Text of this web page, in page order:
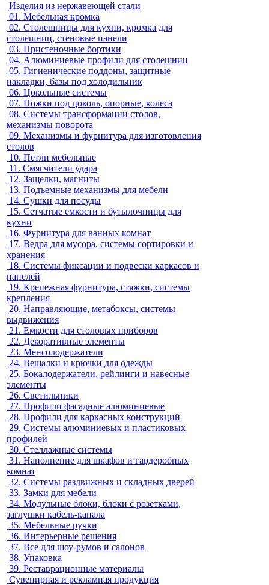
Изделия из нержавеющей стали
01. Мебельная кромка
02. Столешницы для кухни, кромка для
столешниц, стеновые панели
03. Пристеночные бортики
04. Алюминиевые профили для столешниц
05. Гигиенические поддоны, защитные
накладки, базы под холодильник
06. Цокольные системы
07. Ножки под цоколь, опорные, колеса
08. Системы трансформации столов,
механизмы поворота
09. Механизмы и фурнитура для изготовления
столов
10. Петли мебельные
11. Смягчители удара
12. Защелки, магниты
13. Подъемные механизмы для мебели
14. Сушки для посуды
15. Сетчатые емкости и бутылочницы для
кухни
16. Фурнитура для ванных комнат
17. Ведра для мусора, системы сортировки и
хранения
18. Системы фиксации и подвески каркасов и
панелей
19. Крепежная фурнитура, стяжки, системы
крепления
20. Направляющие, метабоксы, системы
выдвижения
21. Емкости для столовых приборов
22. Декоративные элементы
23. Менсолодержатели
24. Вешалки и крючки для одежды
25. Бокалодержатели, рейлинги и навесные
элементы
26. Светильники
27. Профили фасадные алюминиевые
28. Профили для каркасных конструкций
29. Системы алюминиевых и пластиковых
профилей
30. Стеллажные системы
31. Наполнение для шкафов и гардеробных
комнат
32. Системы раздвижных и складных дверей
33. Замки для мебели
34. Модульные блоки, блоки с розетками,
заглушки кабель-канала
35. Мебельные ручки
36. Интерьерные решения
37. Все для шоу-румов и салонов
38. Упаковка
39. Реставрационные материалы
Сувенирная и рекламная продукция